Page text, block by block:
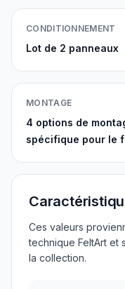
CONDITIONNEMENT
Lot de 2 panneaux
MONTAGE
4 options de
spécifique pour le
Ces valeurs
technique FeltArt et
la collection.